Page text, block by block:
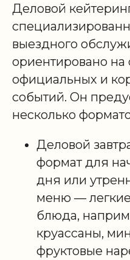
Деловой
выездного
ориентировано
официальных и
событий. Он
несколько
Деловой
формат для
дня или
меню —
блюда,
круассаны,
фруктовые